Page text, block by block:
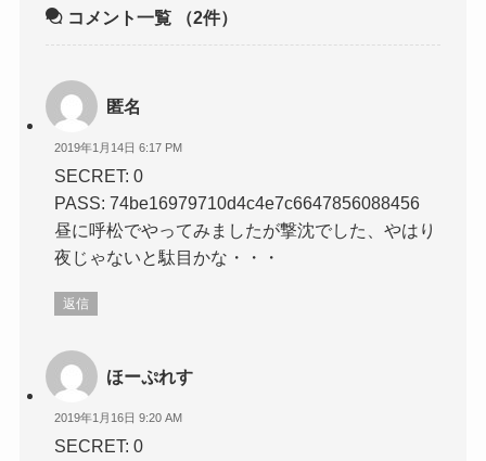
コメント一覧 （2件）
匿名
2019年1月14日 6:17 PM
SECRET: 0
PASS: 74be16979710d4c4e7c6647856088456
昼に呼松でやってみましたが撃沈でした、やはり
夜じゃないと駄目かな・・・
返信
ほーぷれす
2019年1月16日 9:20 AM
SECRET: 0